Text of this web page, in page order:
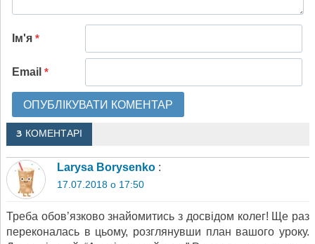
Ім'я *
Email *
3 КОМЕНТАРІ
Larysa Borysenko :
17.07.2018 о 17:50
Треба обов’язково знайомитись з досвідом колег! Ще раз
переконалась в цьому, розглянувши план вашого уроку.